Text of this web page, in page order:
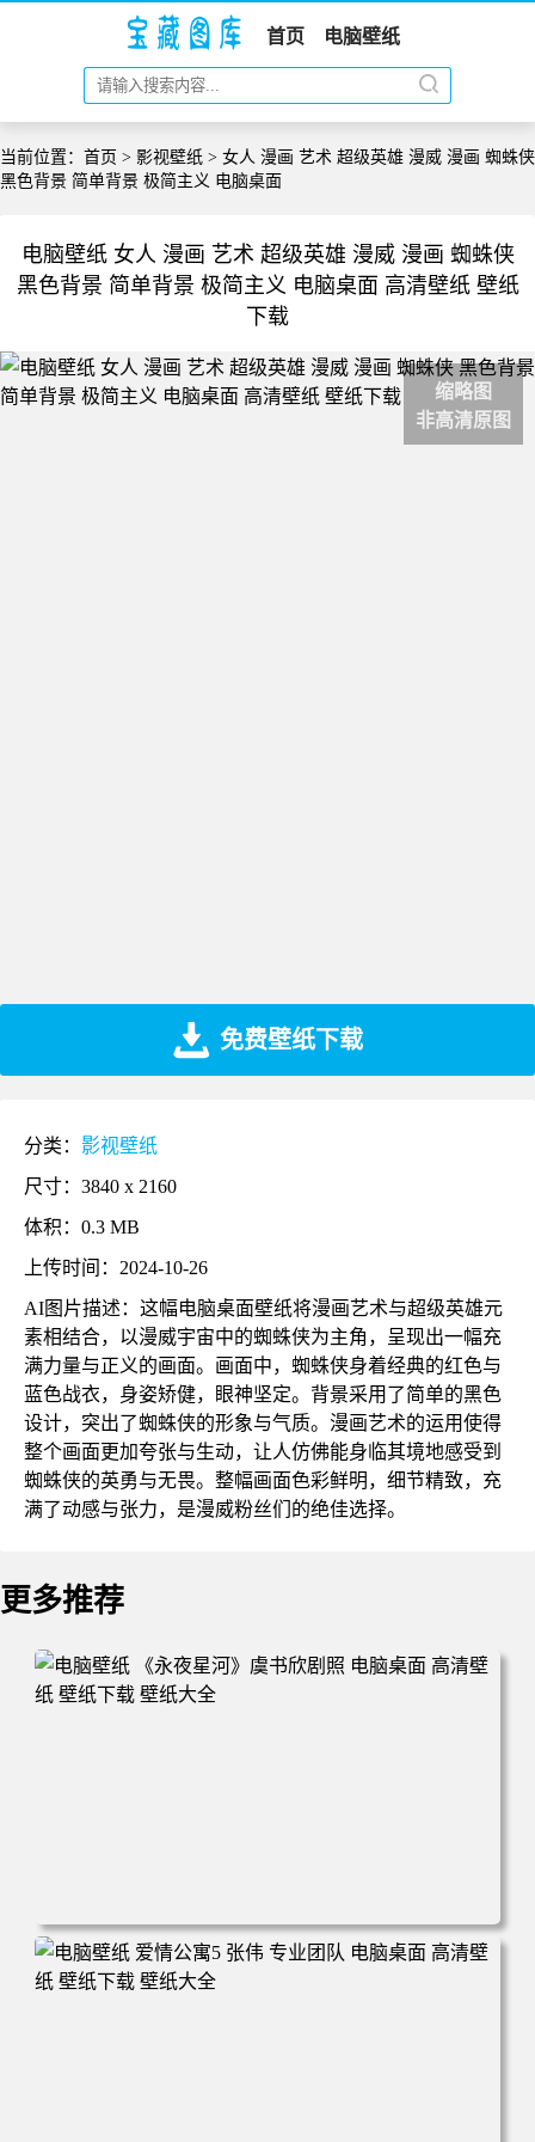
首页 电脑壁纸
当前位置： 首页 > 影视壁纸 > 女人 漫画 艺术 超级英雄 漫威 漫画 蜘蛛侠
黑色背景 简单背景 极简主义 电脑桌面
电脑壁纸 女人 漫画 艺术 超级英雄 漫威 漫画 蜘蛛侠
黑色背景 简单背景 极简主义 电脑桌面 高清壁纸 壁纸
下载
缩略图
非高清原图
免费壁纸下载
分类： 影视壁纸
尺寸：3840 x 2160
体积：0.3 MB
上传时间：2024-10-26
AI图片描述：这幅电脑桌面壁纸将漫画艺术与超级英雄元
素相结合，以漫威宇宙中的蜘蛛侠为主角，呈现出一幅充
满力量与正义的画面。画面中，蜘蛛侠身着经典的红色与
蓝色战衣，身姿矫健，眼神坚定。背景采用了简单的黑色
设计，突出了蜘蛛侠的形象与气质。漫画艺术的运用使得
整个画面更加夸张与生动，让人仿佛能身临其境地感受到
蜘蛛侠的英勇与无畏。整幅画面色彩鲜明，细节精致，充
满了动感与张力，是漫威粉丝们的绝佳选择。
更多推荐
电脑壁纸 《永夜星河》虞书欣剧照 电脑桌面 高清壁纸 壁纸
下载 壁纸大全